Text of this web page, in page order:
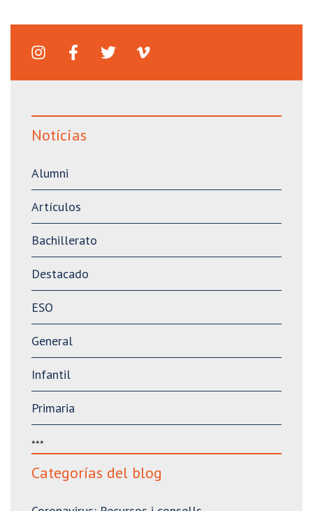
Notícias
Alumni
Artículos
Bachillerato
Destacado
ESO
General
Infantil
Primaria
***
Categorías del blog